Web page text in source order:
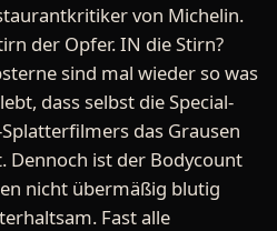
von Michelin.
der Opfer. IN die Stirn?
sind mal wieder so was
dass selbst die Special-
das Grausen
Dennoch ist der Bodycount
nicht übermäßig blutig
Fast alle